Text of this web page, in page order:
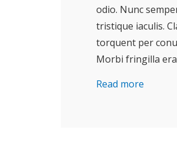
odio. Nunc
tristique iaculis.
torquent per
Morbi fringilla
Read more